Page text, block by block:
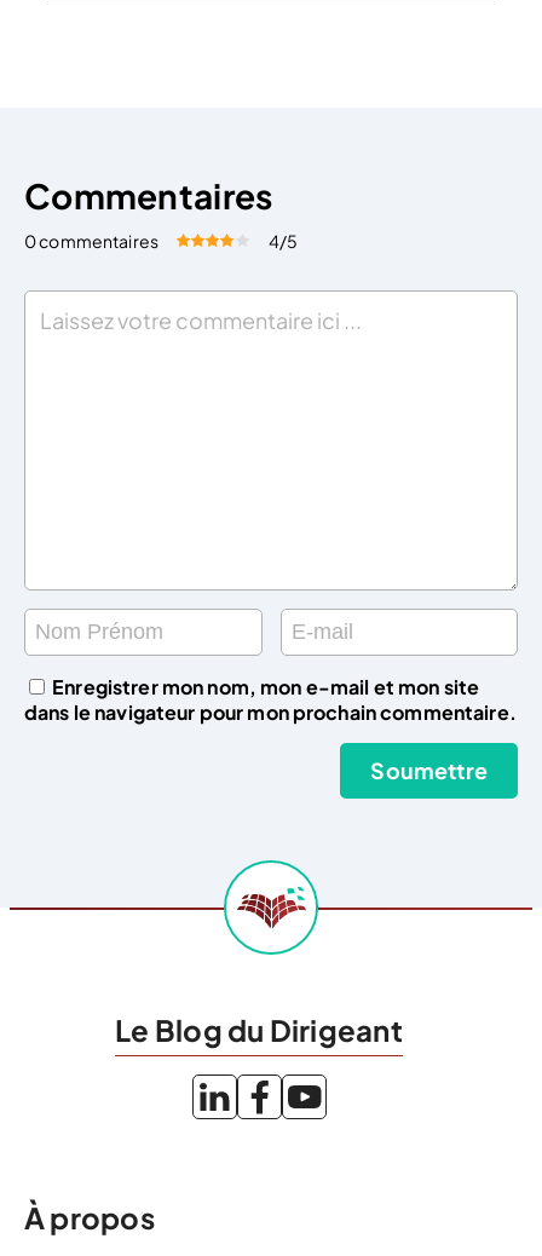
Commentaires
0 commentaires Évaluez cet article:
4/5
Enregistrer mon nom, mon e-mail et mon site
dans le navigateur pour mon prochain commentaire.
Le Blog du Dirigeant
À propos